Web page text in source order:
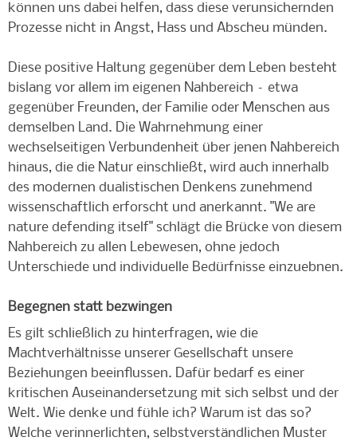
können uns dabei helfen, dass diese verunsichernden
Prozesse nicht in Angst, Hass und Abscheu münden.
Diese positive Haltung gegenüber dem Leben besteht
bislang vor allem im eigenen Nahbereich – etwa
gegenüber Freunden, der Familie oder Menschen aus
demselben Land. Die Wahrnehmung einer
wechselseitigen Verbundenheit über jenen Nahbereich
hinaus, die die Natur einschließt, wird auch innerhalb
des modernen dualistischen Denkens zunehmend
wissenschaftlich erforscht und anerkannt. "We are
nature defending itself" schlägt die Brücke von diesem
Nahbereich zu allen Lebewesen, ohne jedoch
Unterschiede und individuelle Bedürfnisse einzuebnen.
Begegnen statt bezwingen
Es gilt schließlich zu hinterfragen, wie die
Machtverhältnisse unserer Gesellschaft unsere
Beziehungen beeinflussen. Dafür bedarf es einer
kritischen Auseinandersetzung mit sich selbst und der
Welt. Wie denke und fühle ich? Warum ist das so?
Welche verinnerlichten, selbstverständlichen Muster